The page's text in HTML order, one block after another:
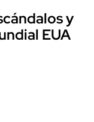
y
EUA